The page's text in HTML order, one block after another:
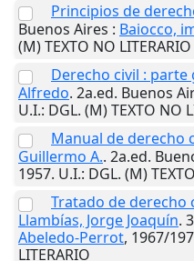
Principios de
Buenos Aires : Baiocco,
(M) TEXTO NO LITERARIO
Derecho civil : parte
Alfredo. 2a.ed. Buenos
U.I.: DGL. (M) TEXTO NO
Manual de derecho
Guillermo A.. 2a.ed.
1957. U.I.: DGL. (M)
Tratado de derecho
Llambías, Jorge Joaquín.
Abeledo-Perrot, 1967/
LITERARIO